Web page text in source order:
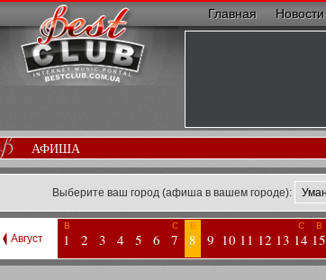
Главная Новости
АФИША
Выберите ваш город (афиша в вашем городе):
Август
В
1 2 3 4 5 6
С
7
В
8 9 10 11 12 13
С
14
В
15